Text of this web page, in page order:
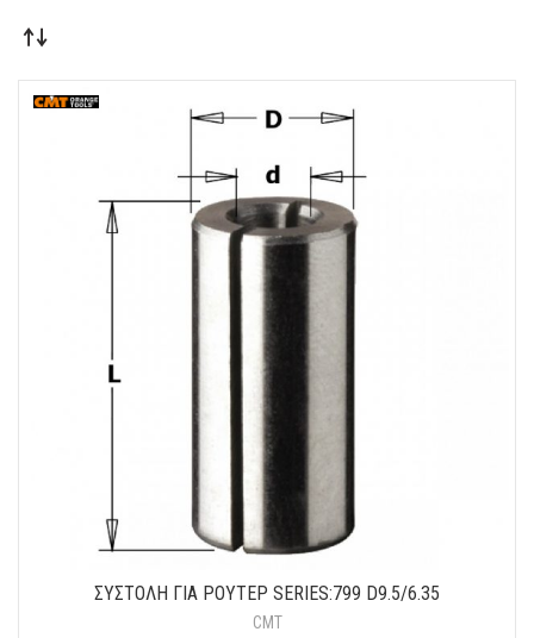
ΣΥΣΤΟΛΗ ΓΙΑ ΡΟΥΤΕΡ SERIES:799 D9.5/6.35
CMT